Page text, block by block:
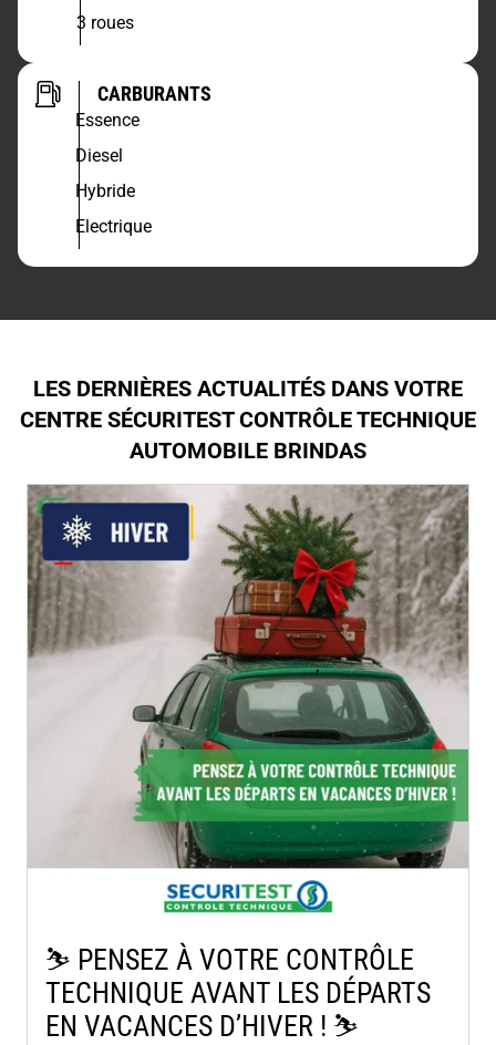
3 roues
CARBURANTS
Essence
Diesel
Hybride
Electrique
LES DERNIÈRES ACTUALITÉS DANS VOTRE
CENTRE SÉCURITEST CONTRÔLE TECHNIQUE
AUTOMOBILE BRINDAS
⛷️​ PENSEZ À VOTRE CONTRÔLE
TECHNIQUE AVANT LES DÉPARTS
EN VACANCES D’HIVER ! ⛷️​